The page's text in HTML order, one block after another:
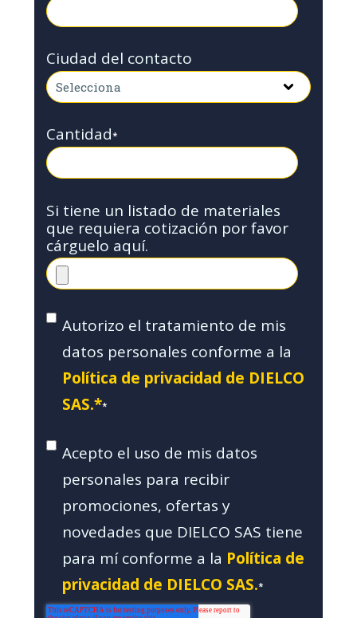
Ciudad del contacto
Cantidad*
Si tiene un listado de materiales
que requiera cotización por favor
cárguelo aquí.
Autorizo el tratamiento de mis
datos personales conforme a la
Política de privacidad de DIELCO
SAS.**
Acepto el uso de mis datos
personales para recibir
promociones, ofertas y
novedades que DIELCO SAS tiene
para mí conforme a la Política de
privacidad de DIELCO SAS.*